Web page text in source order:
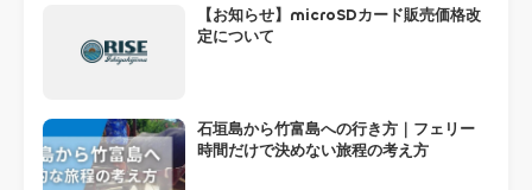
【お知らせ】microSDカード販売価格改
定について
石垣島から竹富島への行き方｜フェリー
時間だけで決めない旅程の考え方